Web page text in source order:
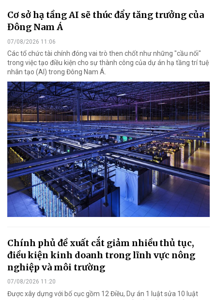
Cơ sở hạ tầng AI sẽ thúc đẩy tăng trưởng của
Đông Nam Á
07/08/2026 11:06
Các tổ chức tài chính đóng vai trò then chốt như những "cầu nối"
trong việc tạo điều kiện cho sự thành công của dự án hạ tầng trí tuệ
nhân tạo (AI) trong Đông Nam Á.
Chính phủ đề xuất cắt giảm nhiều thủ tục,
điều kiện kinh doanh trong lĩnh vực nông
nghiệp và môi trường
07/08/2026 11:20
Được xây dựng với bố cục gồm 12 Điều, Dự án 1 luật sửa 10 luật